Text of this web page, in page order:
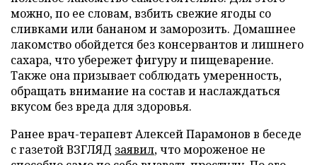
можно, по ее словам, взбить свежие ягоды со
сливками или бананом и заморозить. Домашнее
лакомство обойдется без консервантов и лишнего
сахара, что убережет фигуру и пищеварение.
Также она призывает соблюдать умеренность,
обращать внимание на состав и наслаждаться
вкусом без вреда для здоровья.
Ранее врач-терапевт Алексей Парамонов в беседе
с газетой ВЗГЛЯД заявил, что мороженое не